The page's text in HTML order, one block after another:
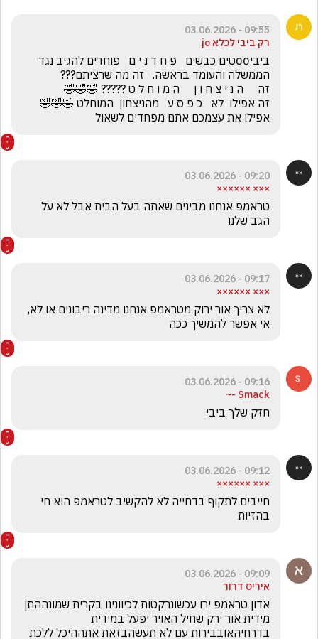
09:55 - 03.06.2026
רק ביבי לכלא jo
אפילו את עצמכם אתם מפחדים לשאול
09:20 - 03.06.2026
××× ××××××
הגב שלנו
09:17 - 03.06.2026
××× ××××××
אי אפשר להמשיך ככה
09:16 - 03.06.2026
Smack -~
חזק שלך ביבי
09:12 - 03.06.2026
××× ××××××
בהזיות
09:09 - 03.06.2026
איריס דרור